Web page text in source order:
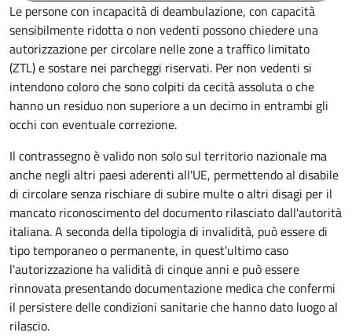
Le persone con incapacità di deambulazione, con capacità
sensibilmente ridotta o non vedenti possono chiedere una
autorizzazione per circolare nelle zone a traffico limitato
(ZTL) e sostare nei parcheggi riservati. Per non vedenti si
intendono coloro che sono colpiti da cecità assoluta o che
hanno un residuo non superiore a un decimo in entrambi gli
occhi con eventuale correzione.
Il contrassegno è valido non solo sul territorio nazionale ma
anche negli altri paesi aderenti all'UE, permettendo al disabile
di circolare senza rischiare di subire multe o altri disagi per il
mancato riconoscimento del documento rilasciato dall'autorità
italiana. A seconda della tipologia di invalidità, può essere di
tipo temporaneo o permanente, in quest'ultimo caso
l'autorizzazione ha validità di cinque anni e può essere
rinnovata presentando documentazione medica che confermi
il persistere delle condizioni sanitarie che hanno dato luogo al
rilascio.